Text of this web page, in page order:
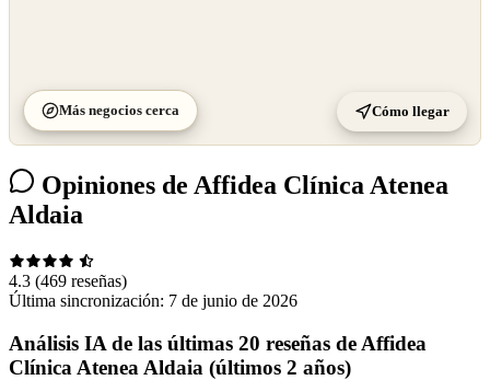
Más negocios cerca Cómo llegar
Opiniones de Affidea Clínica Atenea
Aldaia
4.3 (469 reseñas)
Última sincronización: 7 de junio de 2026
Análisis IA de las últimas 20 reseñas de Affidea
Clínica Atenea Aldaia (últimos 2 años)